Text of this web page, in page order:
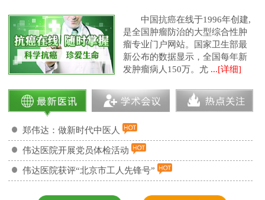
中国抗癌在线于1996年创建,
是全国肿瘤防治的大型综合性肿
瘤专业门户网站。国家卫生部最
新公布的数据显示，全国每年新
发肿瘤病人150万。尤 ...[详细]
郑伟达：做新时代中医人
伟达医院开展党员体检活动
伟达医院获评“北京市工人先锋号”